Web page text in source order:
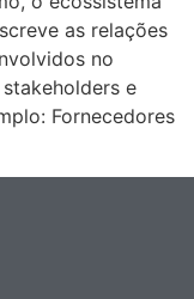
as relações
no
e
Fornecedores